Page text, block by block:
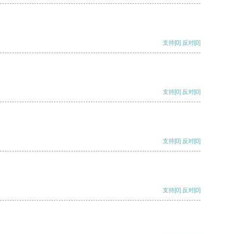
支持[0] 反对[0]
支持[0] 反对[0]
支持[0] 反对[0]
支持[0] 反对[0]